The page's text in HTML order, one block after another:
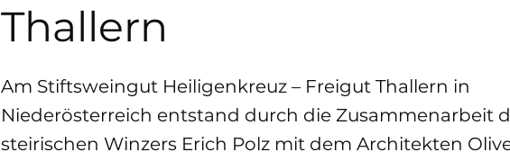
Thallern
Am Stiftsweingut Heiligenkreuz – Freigut Thallern in
Niederösterreich entstand durch die Zusammenarbeit
steirischen Winzers Erich Polz mit dem Architekten